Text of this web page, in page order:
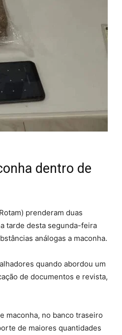
dentro de
prenderam duas
tarde desta segunda-feira
análogas a maconha.
quando abordou um
de documentos e revista,
maconha, no banco traseiro
de maiores quantidades